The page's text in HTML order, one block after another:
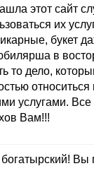
этот сайт
их
букет
в
то дело,
услугами.
Вам!!!
Вы